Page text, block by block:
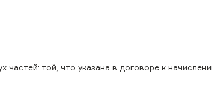
частей: той, что указана в договоре к